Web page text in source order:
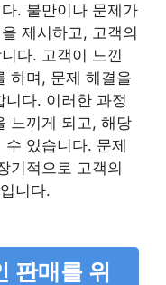
. 불만이나 문제가
제시하고, 고객의
다. 고객이 느낀
하며, 문제 해결을
다. 이러한 과정
느끼게 되고, 해당
있습니다. 문제
기적으로 고객의
니다.
판매를 위